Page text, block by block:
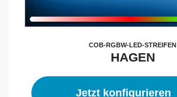
COB-RGBW-LED-STREIFEN
HAGEN
Jetzt konfigurieren